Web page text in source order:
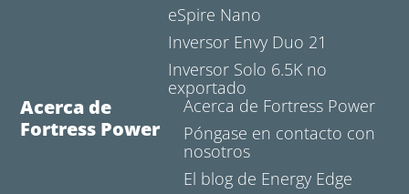
eSpire Nano
Inversor Envy Duo 21
Inversor Solo 6.5K no
exportado
Acerca de
Fortress Power
Acerca de Fortress Power
Póngase en contacto con
nosotros
El blog de Energy Edge